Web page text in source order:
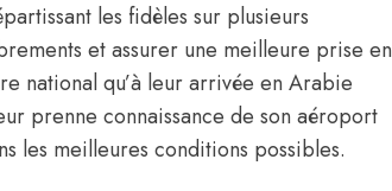
les fidèles sur plusieurs
et assurer une meilleure prise en
national qu’à leur arrivée en Arabie
prenne connaissance de son aéroport
les meilleures conditions possibles.